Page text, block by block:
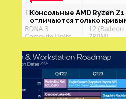
Консольные AMD Ryzen
отличаются только